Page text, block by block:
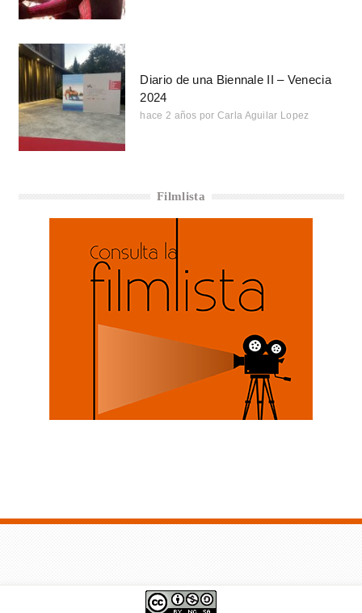
Diario de una Biennale II – Venecia
2024
hace 2 años por Carla Aguilar Lopez
Filmlista